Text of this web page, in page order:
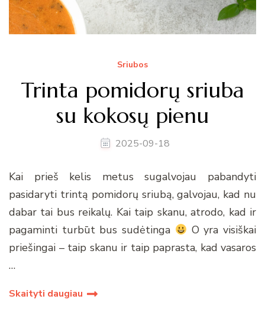
Sriubos
Trinta pomidorų sriuba
su kokosų pienu
2025-09-18
Kai prieš kelis metus sugalvojau pabandyti
pasidaryti trintą pomidorų sriubą, galvojau, kad nu
dabar tai bus reikalų. Kai taip skanu, atrodo, kad ir
pagaminti turbūt bus sudėtinga
O yra visiškai
priešingai – taip skanu ir taip paprasta, kad vasaros
…
Skaityti daugiau